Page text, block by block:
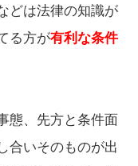
どは法律の知識が
る方が有利な条件
態、先方と条件面
合いそのものが出